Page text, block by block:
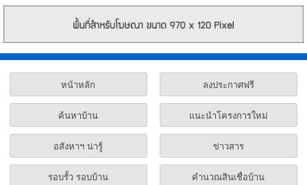
หน้าหลัก ลงประกาศฟรี
ค้นหาบ้าน แนะนำโครงการใหม่
อสังหาฯ น่ารู้ ข่าวสาร
รอบรั้ว รอบบ้าน คำนวณสินเชื่อบ้าน